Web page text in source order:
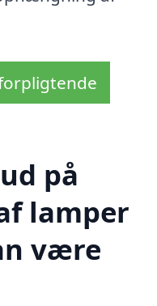
på
lamper
være